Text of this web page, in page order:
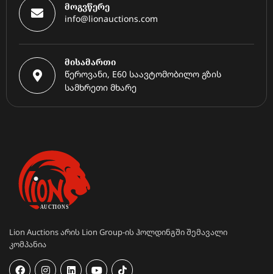
მოგვწერე
info@lionauctions.com
მისამართი
წეროვანი, E60 საავტომობილო გზის
სამხრეთი მხარე
Lion Auctions არის Lion Group-ის ჰოლდინგში შემავალი
კომპანია